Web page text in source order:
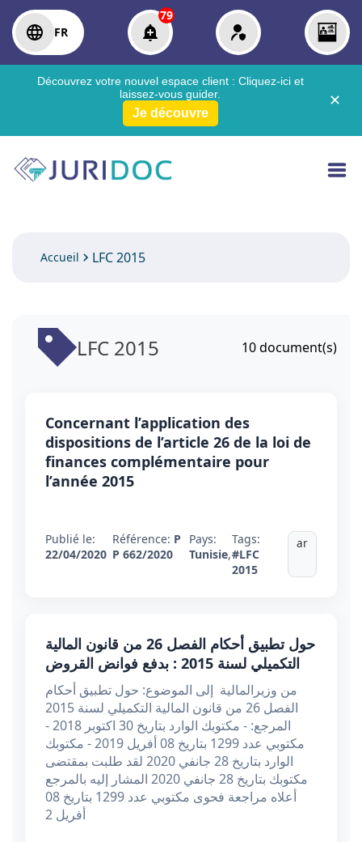
FR
79
Découvrez votre nouvel espace client : Cliquez-ici et
laissez-vous guider.
Je découvre
✕
Accueil LFC 2015
LFC 2015 10document(s)
Concernant l’application des
dispositions de l’article 26 de la loi de
finances complémentaire pour
l’année 2015
Publié le:
22/04/2020
Référence: P
P 662/2020
Pays:
Tunisie,
Tags:
#LFC
2015
ar
حول تطبيق أحكام الفصل 26 من قانون المالية
التكميلي لسنة 2015 : بدفع فوانض القروض
من وزيرالمالية إلى الموضوع: حول تطبيق أحكام
الفصل 26 من قانون المالية التكميلي لسنة 2015
المرجع: - مكتوبك الوارد بتاريخ 30 اكتوبر 2018 -
مكتوبي عدد 1299 بتاريخ 08 أفريل 2019 - مكتوبك
الوارد بتاريخ 28 جانفي 2020 لقد طلبت بمقتضى
مكتوبك بتاريخ 28 جانفي 2020 المشار إليه بالمرجع
أعلاه مراجعة فحوى مكتوبي عدد 1299 بتاريخ 08
أفريل 2